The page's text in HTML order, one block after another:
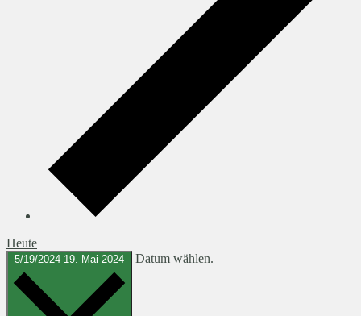
Heute
5/19/2024 19. Mai 2024 Datum wählen.